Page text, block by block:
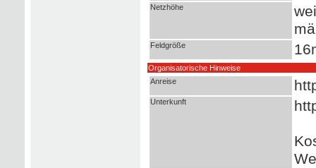
Netzhöhe
Feldgröße
Organisatorische Hinweise
Anreise
Unterkunft